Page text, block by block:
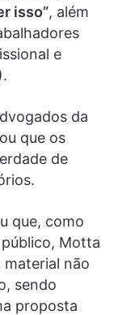
isso”, além
e
da
que os
de
que, como
Motta
material não
sendo
proposta